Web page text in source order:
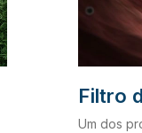
Filtro
Um dos